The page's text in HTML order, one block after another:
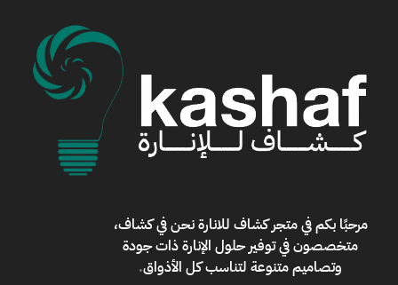
مرحبًا بكم فيمتجر كشاف للانارةنحن في كشاف،
متخصصون في توفير حلول الإنارة ذات جودة
وتصاميم متنوعة لتناسب كل الأذواق.